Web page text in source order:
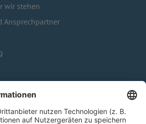
wir stehen
Ansprechpartner
SEITEN